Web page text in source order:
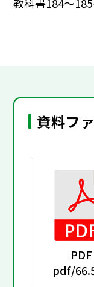
教科書184～
資料フ
PDF
pdf/